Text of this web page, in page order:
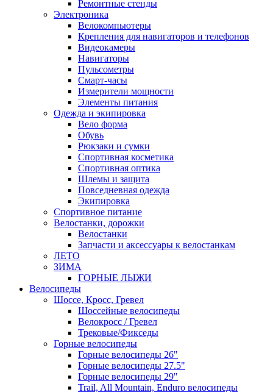
Ремонтные стенды
Электроника
Велокомпьютеры
Крепления для навигаторов и телефонов
Видеокамеры
Навигаторы
Пульсометры
Смарт-часы
Измерители мощности
Элементы питания
Одежда и экипировка
Вело форма
Обувь
Рюкзаки и сумки
Спортивная косметика
Спортивная оптика
Шлемы и защита
Повседневная одежда
Экипировка
Спортивное питание
Велостанки, дорожки
Велостанки
Запчасти и аксессуары к велостанкам
ЛЕТО
ЗИМА
ГОРНЫЕ ЛЫЖИ
Велосипеды
Шоссе, Кросс, Гревел
Шоссейные велосипеды
Велокросс / Гревел
Трековые/Фикседы
Горные велосипеды
Горные велосипеды 26"
Горные велосипеды 27.5"
Горные велосипеды 29"
Trail, All Mountain, Enduro велосипеды